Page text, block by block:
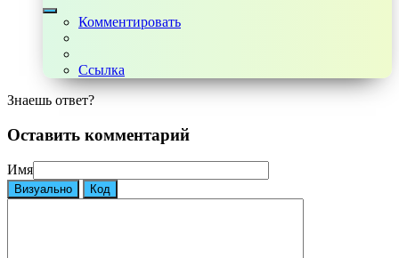
Комментировать
Ссылка
Знаешь ответ?
Оставить комментарий
Имя
Визуально Код